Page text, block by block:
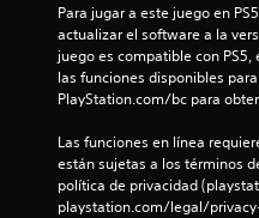
Para jugar a este juego en
actualizar el software a la
juego es compatible con
las funciones disponibles para
PlayStation.com/bc para
Las funciones en línea
están sujetas a los términos
política de privacidad
playstation.com/legal/